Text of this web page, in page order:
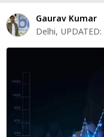
शेयर
बाज़ार
ट्रेंडिंग
Gaurav Kumar
Delhi, UPDATED: